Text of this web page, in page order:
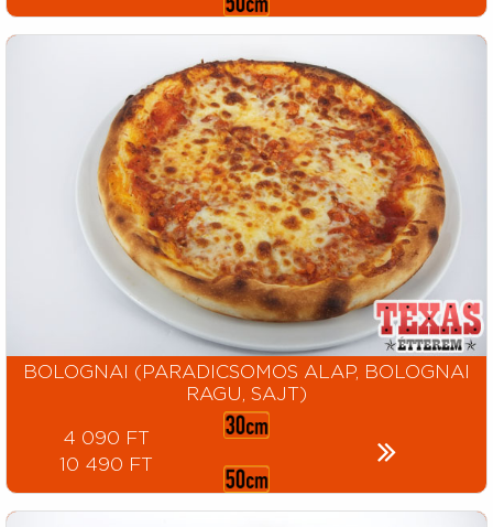
BOLOGNAI (PARADICSOMOS ALAP, BOLOGNAI
RAGU, SAJT)
4 090 FT
10 490 FT